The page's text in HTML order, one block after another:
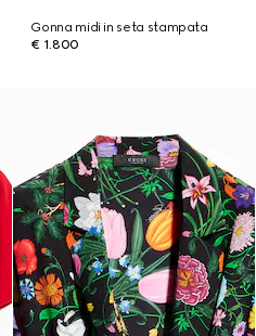
Gonna midi in seta stampata
€ 1.800